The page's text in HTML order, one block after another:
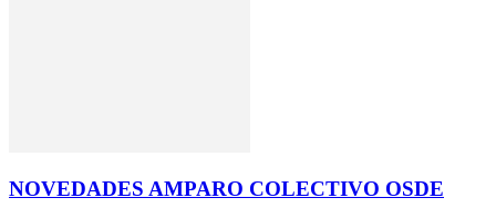
NOVEDADES AMPARO COLECTIVO OSDE